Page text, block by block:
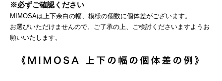
※必ずご確認ください
MIMOSAは上下余白の幅、模様の個数に個体差がございます。
お選びいただけませんので、ご了承の上、ご検討くださいますようお
願いいたします。